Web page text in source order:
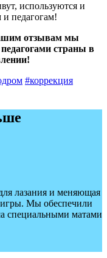
используются и
педагогам!
отзывам мы
страны в
#коррекция
лазания и меняющая
игры. Мы обеспечили
специальными матами